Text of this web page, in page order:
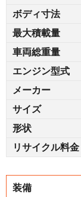
ボディ寸法
最大積載量
車両総重量
エンジン型式
メーカー
サイズ
形状
リサイクル料金
装備